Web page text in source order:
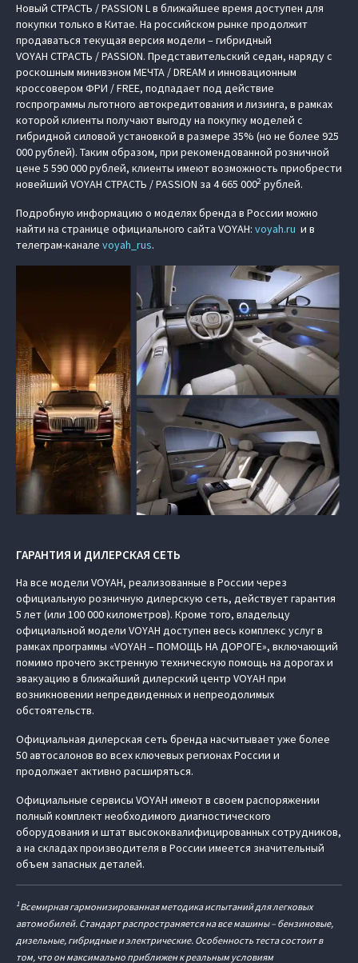
Новый СТРАСТЬ / PASSION L в ближайшее время доступен для
покупки только в Китае. На российском рынке продолжит
продаваться текущая версия модели – гибридный
VOYAH СТРАСТЬ / PASSION. Представительский седан, наряду с
роскошным минивэном МЕЧТА / DREAM и инновационным
кроссовером ФРИ / FREE, подпадает под действие
госпрограммы льготного автокредитования и лизинга, в рамках
которой клиенты получают выгоду на покупку моделей с
гибридной силовой установкой в размере 35% (но не более 925
000 рублей). Таким образом, при рекомендованной розничной
цене 5 590 000 рублей, клиенты имеют возможность приобрести
новейший VOYAH СТРАСТЬ / PASSION за 4 665 0002 рублей.
Подробную информацию о моделях бренда в России можно
найти на странице официального сайта VOYAH: voyah.ru и в
телеграм-канале voyah_rus.
ГАРАНТИЯ И ДИЛЕРСКАЯ СЕТЬ
На все модели VOYAH, реализованные в России через
официальную розничную дилерскую сеть, действует гарантия
5 лет (или 100 000 километров). Кроме того, владельцу
официальной модели VOYAH доступен весь комплекс услуг в
рамках программы «VOYAH – ПОМОЩЬ НА ДОРОГЕ», включающий
помимо прочего экстренную техническую помощь на дорогах и
эвакуацию в ближайший дилерский центр VOYAH при
возникновении непредвиденных и непреодолимых
обстоятельств.
Официальная дилерская сеть бренда насчитывает уже более
50 автосалонов во всех ключевых регионах России и
продолжает активно расширяться.
Официальные сервисы VOYAH имеют в своем распоряжении
полный комплект необходимого диагностического
оборудования и штат высококвалифицированных сотрудников,
а на складах производителя в России имеется значительный
объем запасных деталей.
1Всемирная гармонизированная методика испытаний для легковых
автомобилей. Стандарт распространяется на все машины – бензиновые,
дизельные, гибридные и электрические. Особенность теста состоит в
том, что он максимально приближен к реальным условиям